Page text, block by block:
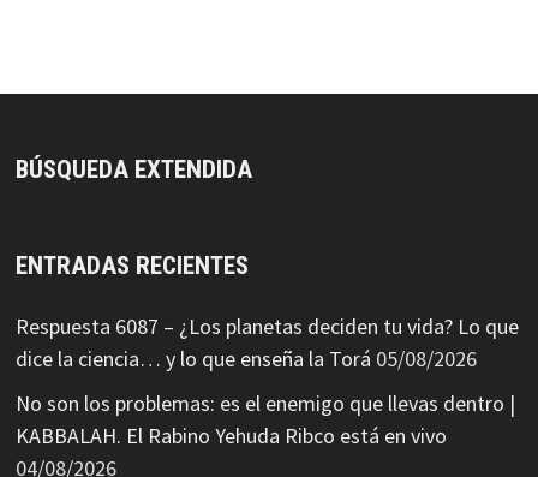
BÚSQUEDA EXTENDIDA
ENTRADAS RECIENTES
Respuesta 6087 – ¿Los planetas deciden tu vida? Lo que
dice la ciencia… y lo que enseña la Torá 05/08/2026
No son los problemas: es el enemigo que llevas dentro |
KABBALAH. El Rabino Yehuda Ribco está en vivo
04/08/2026